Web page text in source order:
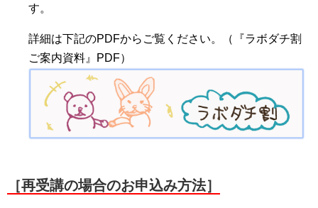
す。
詳細は下記のPDFからご覧ください。（『ラボダチ割
ご案内資料』PDF）
［再受講の場合のお申込み方法］